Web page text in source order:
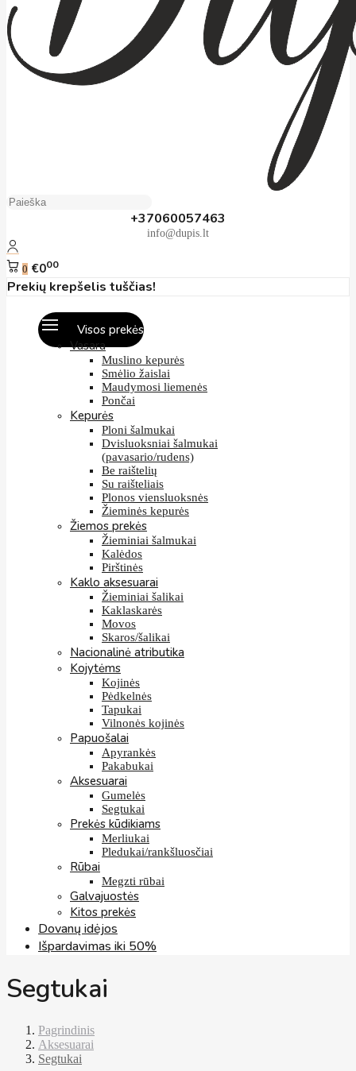
+37060057463
info@dupis.lt
0 €000
Prekių krepšelis tuščias!
Visos prekės
Vasara
Muslino kepurės
Smėlio žaislai
Maudymosi liemenės
Pončai
Kepurės
Ploni šalmukai
Dvisluoksniai šalmukai
(pavasario/rudens)
Be raištelių
Su raišteliais
Plonos viensluoksnės
Žieminės kepurės
Žiemos prekės
Žieminiai šalmukai
Kalėdos
Pirštinės
Kaklo aksesuarai
Žieminiai šalikai
Kaklaskarės
Movos
Skaros/šalikai
Nacionalinė atributika
Kojytėms
Kojinės
Pėdkelnės
Tapukai
Vilnonės kojinės
Papuošalai
Apyrankės
Pakabukai
Aksesuarai
Gumelės
Segtukai
Prekės kūdikiams
Merliukai
Pledukai/rankšluosčiai
Rūbai
Megzti rūbai
Galvajuostės
Kitos prekės
Dovanų idėjos
Išpardavimas iki 50%
Segtukai
Pagrindinis
Aksesuarai
Segtukai